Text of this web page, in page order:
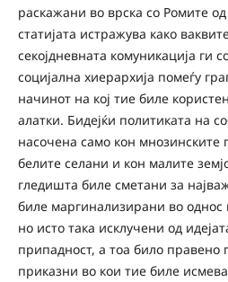
раскажани во врска со Ромите
статијата истражува како
секојдневната комуникација ги
социјална хиерархија помеѓу
начинот на кој тие биле
алатки. Бидејќи политиката на
насочена само кон мнозинските
белите селани и кон малите
гледишта биле сметани за
биле маргинализирани во
но исто така исклучени од
припадност, а тоа било правено
приказни во кои тие биле